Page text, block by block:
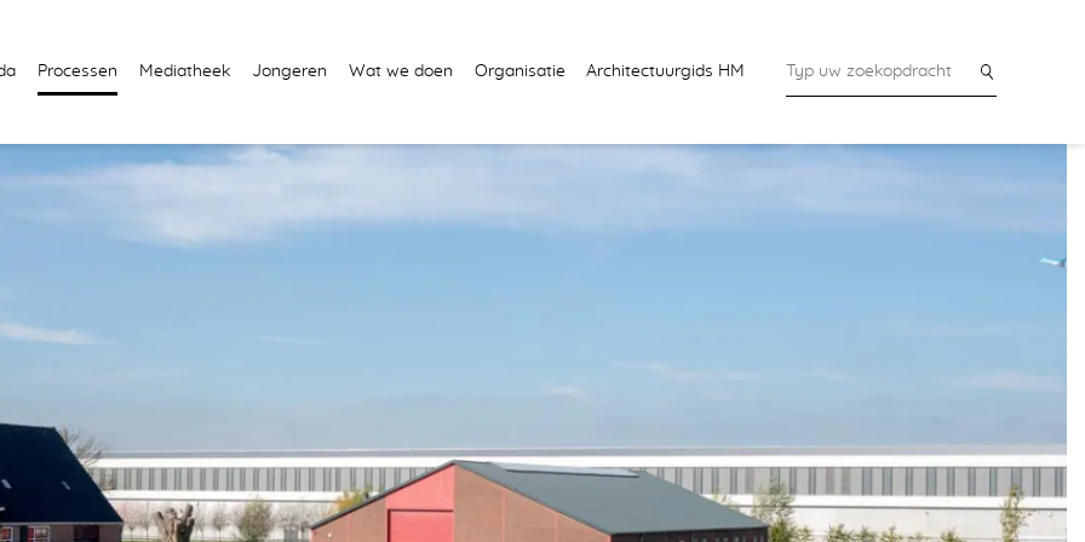
Processen Mediatheek Jongeren Wat we doen Organisatie Architectuurgids HM